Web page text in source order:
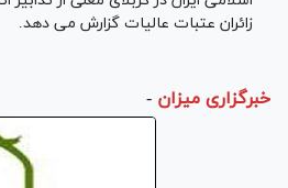
زائران عتبات عالیات گزارش می دهد.
خبرگزاری میزان -